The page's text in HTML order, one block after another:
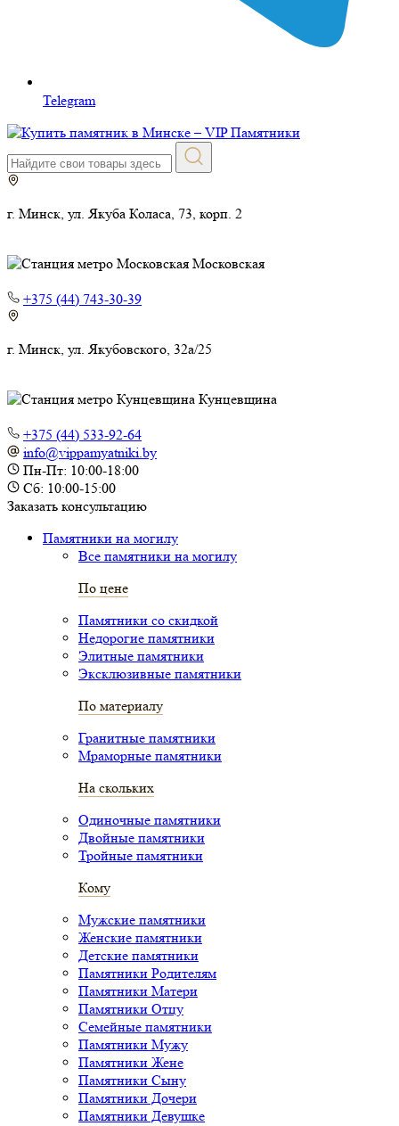
Telegram
г. Минск, ул. Якуба Коласа, 73, корп. 2
Московская
+375 (44) 743-30-39
г. Минск, ул. Якубовского, 32а/25
Кунцевщина
+375 (44) 533-92-64
info@vippamyatniki.by
Пн-Пт: 10:00-18:00
Сб: 10:00-15:00
Заказать консультацию
Памятники на могилу
Все памятники на могилу
По цене
Памятники со скидкой
Недорогие памятники
Элитные памятники
Эксклюзивные памятники
По материалу
Гранитные памятники
Мраморные памятники
На скольких
Одиночные памятники
Двойные памятники
Тройные памятники
Кому
Мужские памятники
Женские памятники
Детские памятники
Памятники Родителям
Памятники Матери
Памятники Отцу
Семейные памятники
Памятники Мужу
Памятники Жене
Памятники Сыну
Памятники Дочери
Памятники Девушке